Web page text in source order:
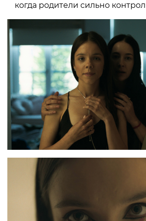
когда родители сильно